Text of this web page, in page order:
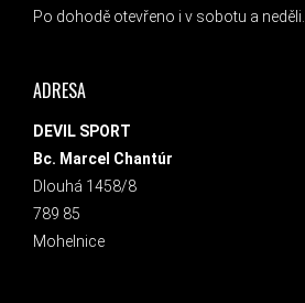
Po dohodě otevřeno i v sobotu a neděli.
ADRESA
DEVIL SPORT
Bc. Marcel Chantúr
Dlouhá 1458/8
789 85
Mohelnice